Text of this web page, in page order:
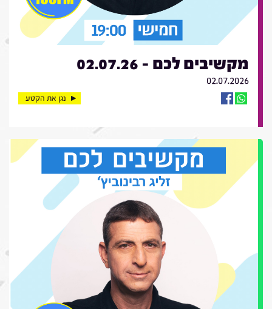
מקשיבים לכם - 02.07.26
02.07.2026
נגן את הקטע